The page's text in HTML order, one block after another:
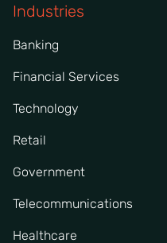
Industries
Banking
Financial Services
Technology
Retail
Government
Telecommunications
Healthcare